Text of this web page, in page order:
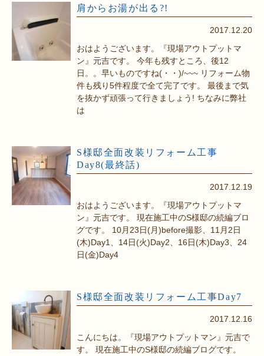
肩からお湯が出る?!
2017.12.20
おはようございます。『現場アウトプットマ
ン』元吉です。 今年も残すところ、後12
日。。早いものですね(・・)/~~~ リフォーム物
件も残り5件程度で全て完了です。 最後まで気
を抜かず頑張って行きましょう! ちなみに弊社
は
S様邸全面改装リフォーム工事
Day8(最終話)
2017.12.19
おはようございます。『現場アウトプットマ
ン』元吉です。 現在施工中のS様邸の続編ブロ
グです。 10月23日(月)before撮影、11月2日
(木)Day1、14日(火)Day2、16日(木)Day3、24
日(金)Day4
S様邸全面改装リフォーム工事Day7
2017.12.16
こんにちは。『現場アウトプットマン』元吉で
す。 現在施工中のS様邸の続編ブログです。